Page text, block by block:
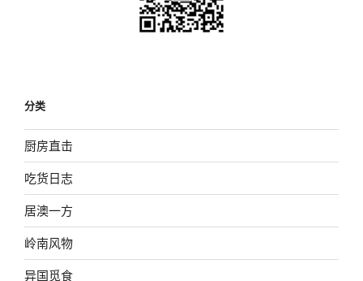
分类
厨房直击
吃货日志
居澳一方
岭南风物
异国觅食